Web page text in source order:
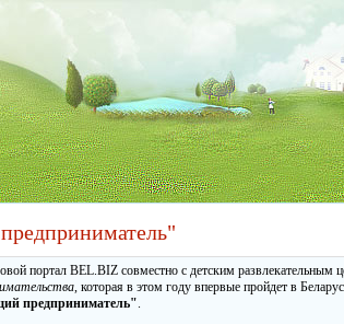
портал BEL.BIZ совместно с детским развлекательным
, которая в этом году впервые пройдет в
предприниматель".